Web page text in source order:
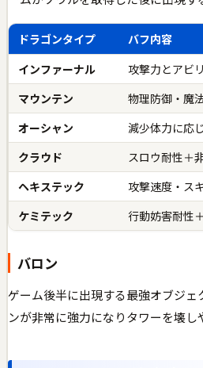
ドラゴンタイプ
バフ内容
インファーナル
攻撃力とアビ
マウンテン
物理防御・魔
オーシャン
減少体力に応
クラウド
スロウ耐性＋
ヘキステック
攻撃速度・ス
ケミテック
行動妨害耐性
バロン
ゲーム後半に出現する最強オブジ
ンが非常に強力になりタワーを壊し